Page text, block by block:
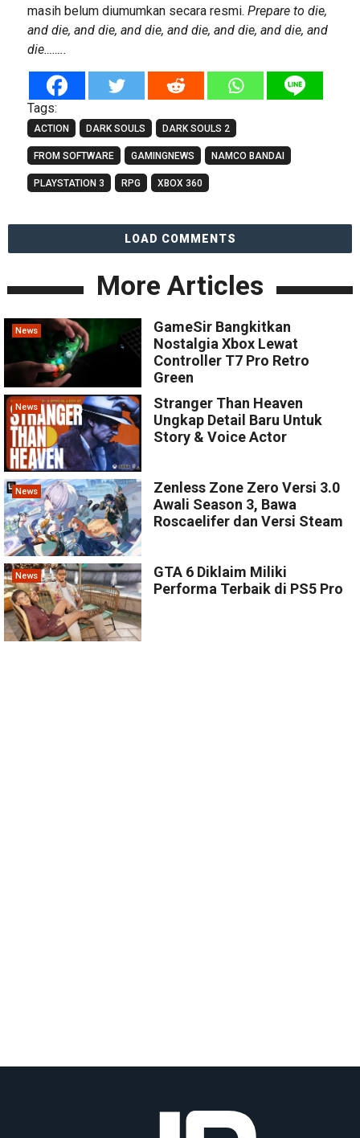
masih belum diumumkan secara resmi. Prepare to die,
and die, and die, and die, and die, and die, and die, and
die……..
Tags:
ACTION DARK SOULS DARK SOULS 2
FROM SOFTWARE GAMINGNEWS NAMCO BANDAI
PLAYSTATION 3 RPG XBOX 360
LOAD COMMENTS
More Articles
News
GameSir Bangkitkan
Nostalgia Xbox Lewat
Controller T7 Pro Retro
Green
News
Stranger Than Heaven
Ungkap Detail Baru Untuk
Story & Voice Actor
News
Zenless Zone Zero Versi 3.0
Awali Season 3, Bawa
Roscaelifer dan Versi Steam
News
GTA 6 Diklaim Miliki
Performa Terbaik di PS5 Pro